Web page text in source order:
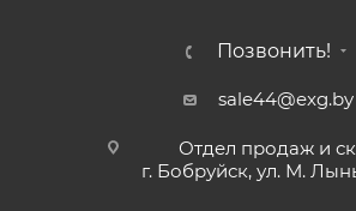
Позвонить!
sale44@exg.by
Отдел продаж и
г. Бобруйск, ул. М.